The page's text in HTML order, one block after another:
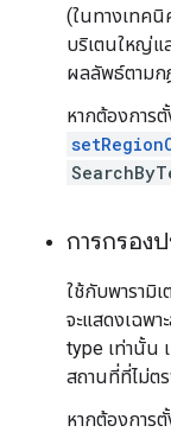
(ในทางเทค
บริเตนใหญ่แ
ผลลัพธ์ตามก
หากต้องการ
การกรอง
ใช้กับพารามิเ
จะแสดงเฉพ
type เท่านั้น
สถานที่ที่ไม่ต
หากต้องการ